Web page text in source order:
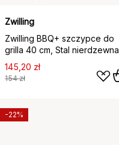
Zwilling
Zwilling BBQ+ szczypce do
grilla 40 cm, Stal nierdzewna
145,20 zł
154 zł
-22%